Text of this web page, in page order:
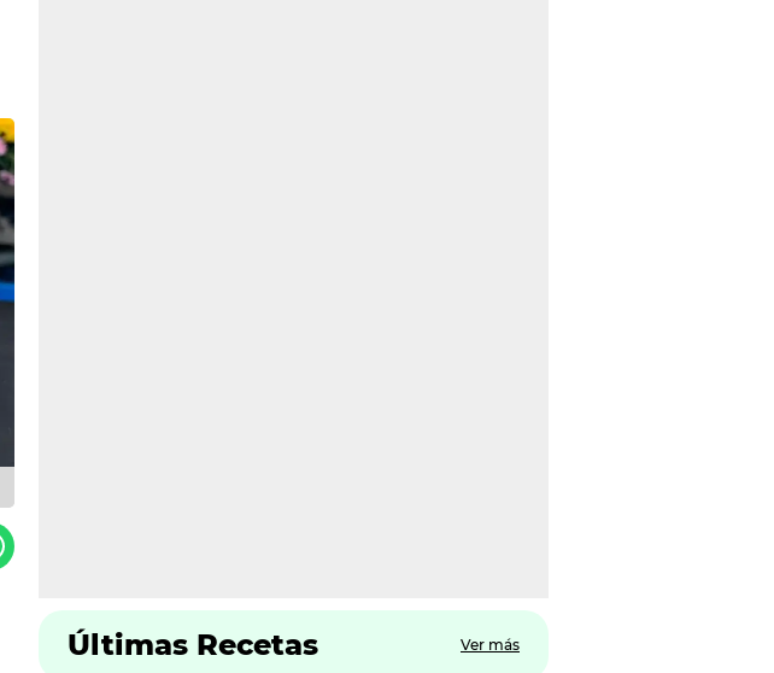
Últimas Recetas Ver más